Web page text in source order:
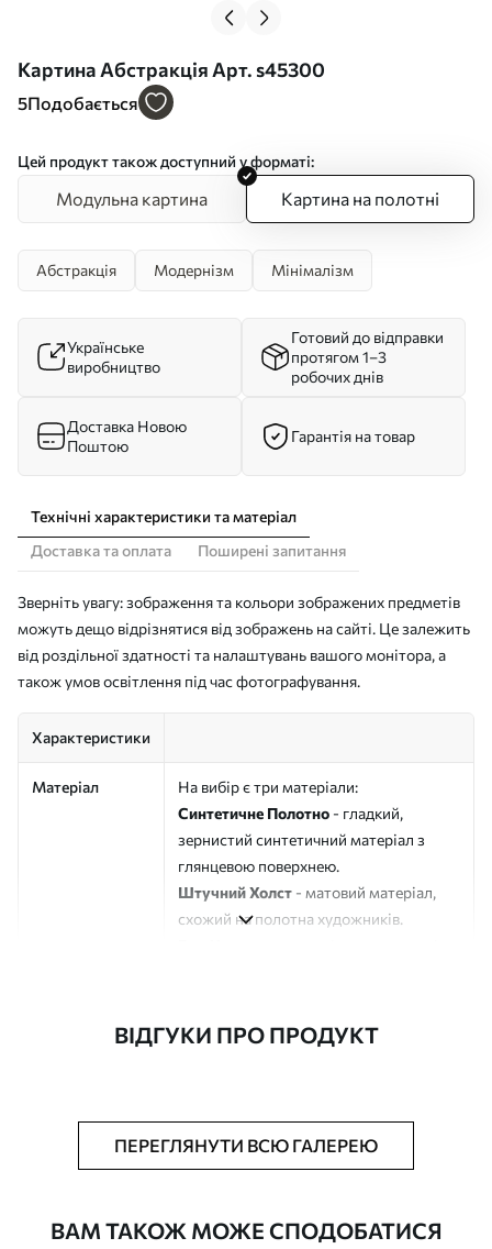
Картина Абстракція Арт. s45300
5Подобається
Цей продукт також доступний у форматі:
Модульна картина Картина на полотні
Абстракція Модернізм Мінімалізм
Українське
виробництво
Готовий до відправки
протягом 1–3
робочих днів
Доставка Новою
Поштою
Гарантія на товар
Технічні характеристики та матеріал
Доставка та оплата
Поширені запитання
Зверніть увагу: зображення та кольори зображених предметів
можуть дещо відрізнятися від зображень на сайті. Це залежить
від роздільної здатності та налаштувань вашого монітора, а
також умов освітлення під час фотографування.
Характеристики
Матеріал
На вибір є три матеріали:
Синтетичне Полотно - гладкий,
зернистий синтетичний матеріал з
глянцевою поверхнею.
Штучний Холст - матовий матеріал,
схожий на полотна художників.
Додатково Можна додати лакове покриття.
ВІДГУКИ ПРО ПРОДУКТ
ПЕРЕГЛЯНУТИ ВСЮ ГАЛЕРЕЮ
ВАМ ТАКОЖ МОЖЕ СПОДОБАТИСЯ